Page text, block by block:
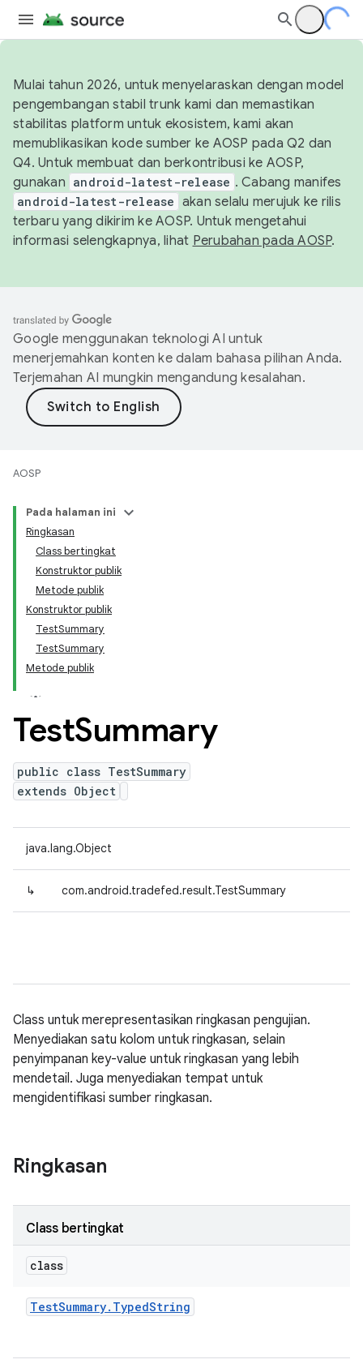
Mulai tahun 2026, untuk menyelaraskan dengan model
pengembangan stabil trunk kami dan memastikan
stabilitas platform untuk ekosistem, kami akan
memublikasikan kode sumber ke AOSP pada Q2 dan
Q4. Untuk membuat dan berkontribusi ke AOSP,
gunakan android-latest-release . Cabang manifes
android-latest-release akan selalu merujuk ke rilis
terbaru yang dikirim ke AOSP. Untuk mengetahui
informasi selengkapnya, lihat Perubahan pada AOSP.
Google menggunakan teknologi AI untuk
menerjemahkan konten ke dalam bahasa pilihan Anda.
Terjemahan AI mungkin mengandung kesalahan.
AOSP
Pada halaman ini
Ringkasan
Class bertingkat
Konstruktor publik
Metode publik
Konstruktor publik
TestSummary
TestSummary
Metode publik
TestSummary
public class TestSummary
extends Object
java.lang.Object
↳ com.android.tradefed.result.TestSummary
Class untuk merepresentasikan ringkasan pengujian.
Menyediakan satu kolom untuk ringkasan, selain
penyimpanan key-value untuk ringkasan yang lebih
mendetail. Juga menyediakan tempat untuk
mengidentifikasi sumber ringkasan.
Ringkasan
Class bertingkat
class
TestSummary. TypedString